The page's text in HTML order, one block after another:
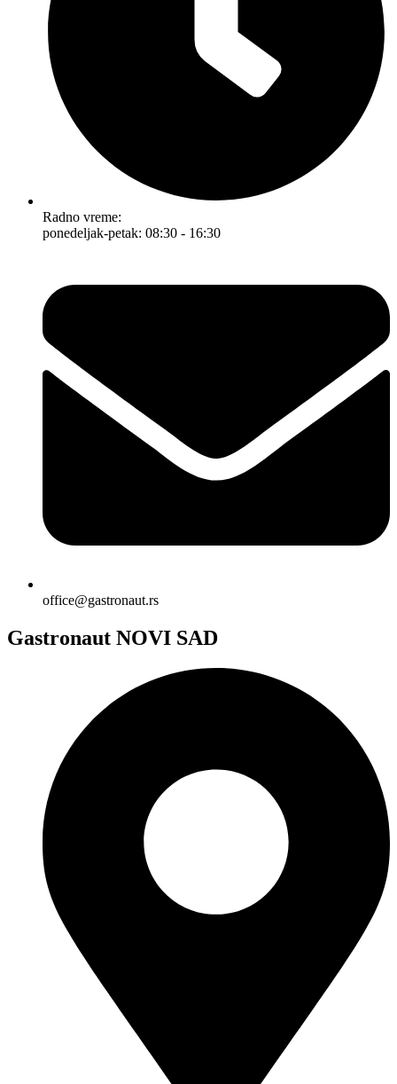
Radno vreme:
ponedeljak-petak: 08:30 - 16:30
office@gastronaut.rs
Gastronaut NOVI SAD